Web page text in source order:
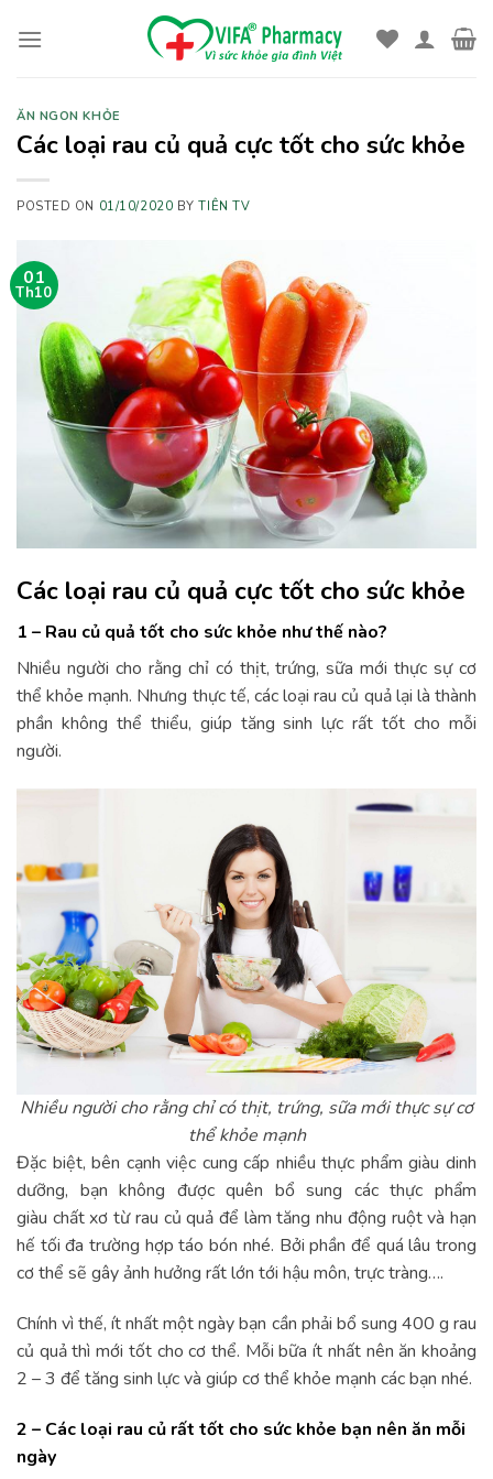
ĂN NGON KHỎE
Các loại rau củ quả cực tốt cho sức khỏe
POSTED ON 01/10/2020 BYTIÊN TV
01
Th10
Các loại rau củ quả cực tốt cho sức khỏe
1 – Rau củ quả tốt cho sức khỏe như thế nào?
Nhiều người cho rằng chỉ có thịt, trứng, sữa mới thực sự cơ
thể khỏe mạnh. Nhưng thực tế, các loại rau củ quả lại là thành
phần không thể thiểu, giúp tăng sinh lực rất tốt cho mỗi
người.
Nhiều người cho rằng chỉ có thịt, trứng, sữa mới thực sự cơ
thể khỏe mạnh
Đặc biệt, bên cạnh việc cung cấp nhiều thực phẩm giàu dinh
dưỡng, bạn không được quên bổ sung các thực phẩm
giàu chất xơ từ rau củ quả để làm tăng nhu động ruột và hạn
hế tối đa trường hợp táo bón nhé. Bởi phần để quá lâu trong
cơ thể sẽ gây ảnh hưởng rất lớn tới hậu môn, trực tràng….
Chính vì thế, ít nhất một ngày bạn cần phải bổ sung 400 g rau
củ quả thì mới tốt cho cơ thể. Mỗi bữa ít nhất nên ăn khoảng
2 – 3 để tăng sinh lực và giúp cơ thể khỏe mạnh các bạn nhé.
2 – Các loại rau củ rất tốt cho sức khỏe bạn nên ăn mỗi
ngày